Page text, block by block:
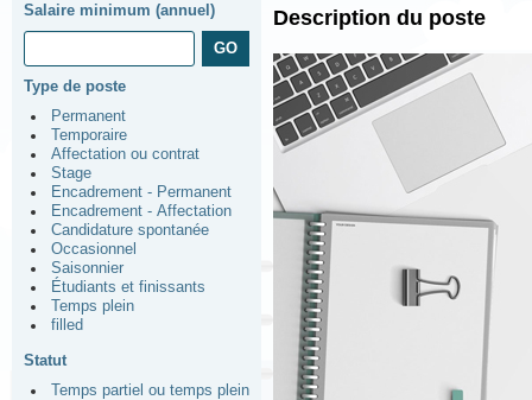
Salaire minimum (annuel)
Type de poste
Permanent
Temporaire
Affectation ou contrat
Stage
Encadrement - Permanent
Encadrement - Affectation
Candidature spontanée
Occasionnel
Saisonnier
Étudiants et finissants
Temps plein
filled
Statut
Temps partiel ou temps plein
Description du poste